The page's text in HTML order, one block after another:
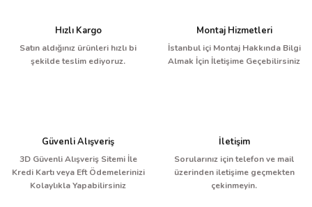
Hızlı Kargo
Satın aldığınız ürünleri hızlı bi
şekilde teslim ediyoruz.
Montaj Hizmetleri
İstanbul içi Montaj Hakkında Bilgi
Almak İçin İletişime Geçebilirsiniz
Güvenli Alışveriş
3D Güvenli Alışveriş Sitemi İle
Kredi Kartı veya Eft Ödemelerinizi
Kolaylıkla Yapabilirsiniz
İletişim
Sorularınız için telefon ve mail
üzerinden iletişime geçmekten
çekinmeyin.